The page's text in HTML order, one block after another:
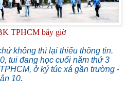
TPHCM bây giờ
không thì lại thiếu thông tin.
tui đang học cuối năm thứ 3
ở ký túc xá gần trường -
10.